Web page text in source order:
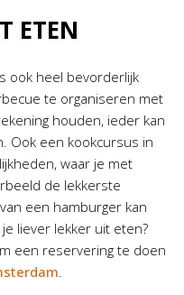
ETEN
ook heel bevorderlijk
te organiseren met
houden, ieder kan
Ook een kookcursus in
waar je met
de lekkerste
een hamburger kan
liever lekker uit eten?
een reservering te doen
.